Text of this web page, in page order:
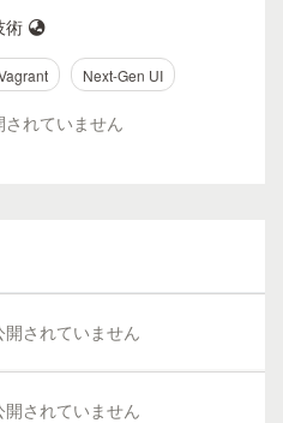
術
Next-Gen UI
れていません
されていません
されていません